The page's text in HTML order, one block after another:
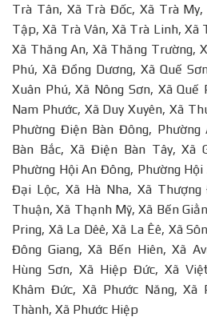
Trà Tân, Xã Trà Đốc, Xã Trà
Tập, Xã Trà Vân, Xã Trà Linh, Xã
Xã Thăng An, Xã Thăng Trường,
Phú, Xã Đồng Dương, Xã Quế
Xuân Phú, Xã Nông Sơn, Xã Quế
Nam Phước, Xã Duy Xuyên, Xã
Phường Điện Bàn Đông,
Bàn Bắc, Xã Điện Bàn Tây, Xã
Phường Hội An Đông, Phường
Đại Lộc, Xã Hà Nha, Xã Thượng
Thuận, Xã Thạnh Mỹ, Xã Bến
Pring, Xã La Dêê, Xã La Êê, Xã
Đông Giang, Xã Bến Hiên, Xã
Hùng Sơn, Xã Hiệp Đức, Xã
Khâm Đức, Xã Phước Năng, Xã
Thành, Xã Phước Hiệp